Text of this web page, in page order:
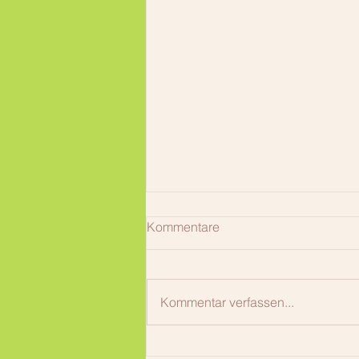
Kommentare
Kommentar verfassen...